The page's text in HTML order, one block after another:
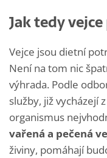
Jak tedy
Vejce jsou dietní
Není na tom nic
výhrada. Podle
služby, již vycházejí
organismus
vařená a pečená
živiny, pomáhají